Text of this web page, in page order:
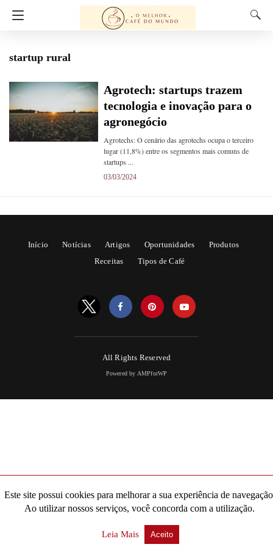
startup rural
Agrotech: startups trazem
tecnologia e inovação para o
agronegócio
Agrotechs: O cenário das agrotechs ocupa o terceiro
lugar (11,8%) entre os segmentos mais comuns de
startups ...
03/03/2024
Início Notícias Artigos Oportunidades
Produtos
Receitas
Tipos de Café
All Rights Reserved
Powered by AMPforWP
Este site possui cookies para melhorar a sua experiência de
Ao utilizar nossos serviços, você concorda com a utilização.
Leia Mais Aceito